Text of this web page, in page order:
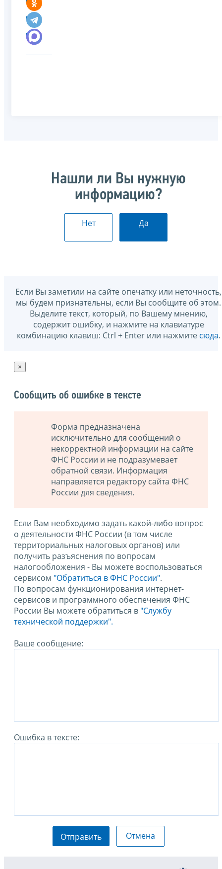
Нашли ли Вы нужную
информацию?
Нет Да
Если Вы заметили на сайте опечатку или неточность,
мы будем признательны, если Вы сообщите об этом.
Выделите текст, который, по Вашему мнению,
содержит ошибку, и нажмите на клавиатуре
комбинацию клавиш: Ctrl + Enter или нажмите сюда.
×
Сообщить об ошибке в тексте
Форма предназначена
исключительно для сообщений о
некорректной информации на сайте
ФНС России и не подразумевает
обратной связи. Информация
направляется редактору сайта ФНС
России для сведения.
Если Вам необходимо задать какой-либо вопрос
о деятельности ФНС России (в том числе
территориальных налоговых органов) или
получить разъяснения по вопросам
налогообложения - Вы можете воспользоваться
сервисом "Обратиться в ФНС России".
По вопросам функционирования интернет-
сервисов и программного обеспечения ФНС
России Вы можете обратиться в "Службу
технической поддержки".
Ваше сообщение:
Ошибка в тексте:
Отправить Отмена